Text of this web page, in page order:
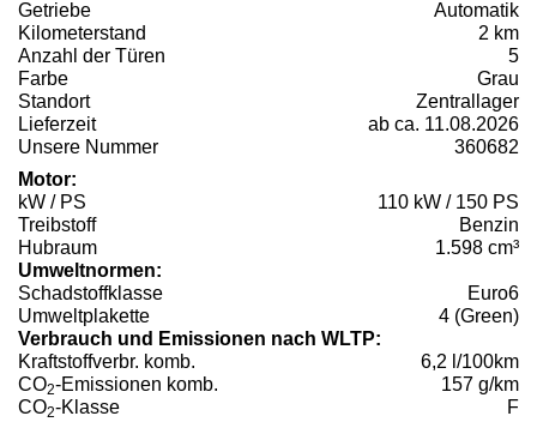
Getriebe
Automatik
Kilometerstand
2 km
Anzahl der Türen
5
Farbe
Grau
Standort
Zentrallager
Lieferzeit
ab ca. 11.08.2026
Unsere Nummer
360682
Motor:
kW / PS
110 kW / 150 PS
Treibstoff
Benzin
Hubraum
1.598 cm³
Umweltnormen:
Schadstoffklasse
Euro6
Umweltplakette
4 (Green)
Verbrauch und Emissionen nach WLTP:
Kraftstoffverbr. komb.
6,2 l/100km
CO2-Emissionen komb.
157 g/km
CO2-Klasse F